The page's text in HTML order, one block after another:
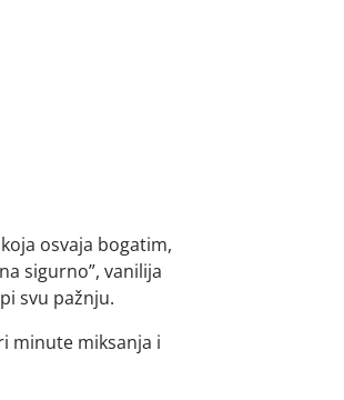
osvaja bogatim,
sigurno”, vanilija
svu pažnju.
minute miksanja i